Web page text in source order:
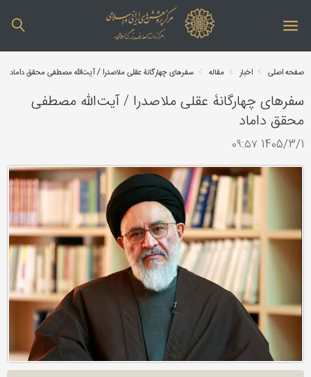
صفحه اصلی اخبار مقاله سفرهای چهارگانۀ عقلی ملاصدرا / آیت‌الله مصطفی محقق داماد
سفرهای چهارگانۀ عقلی ملاصدرا / آیت‌الله مصطفی
محقق داماد
1405/3/1 ۰۹:۵۷